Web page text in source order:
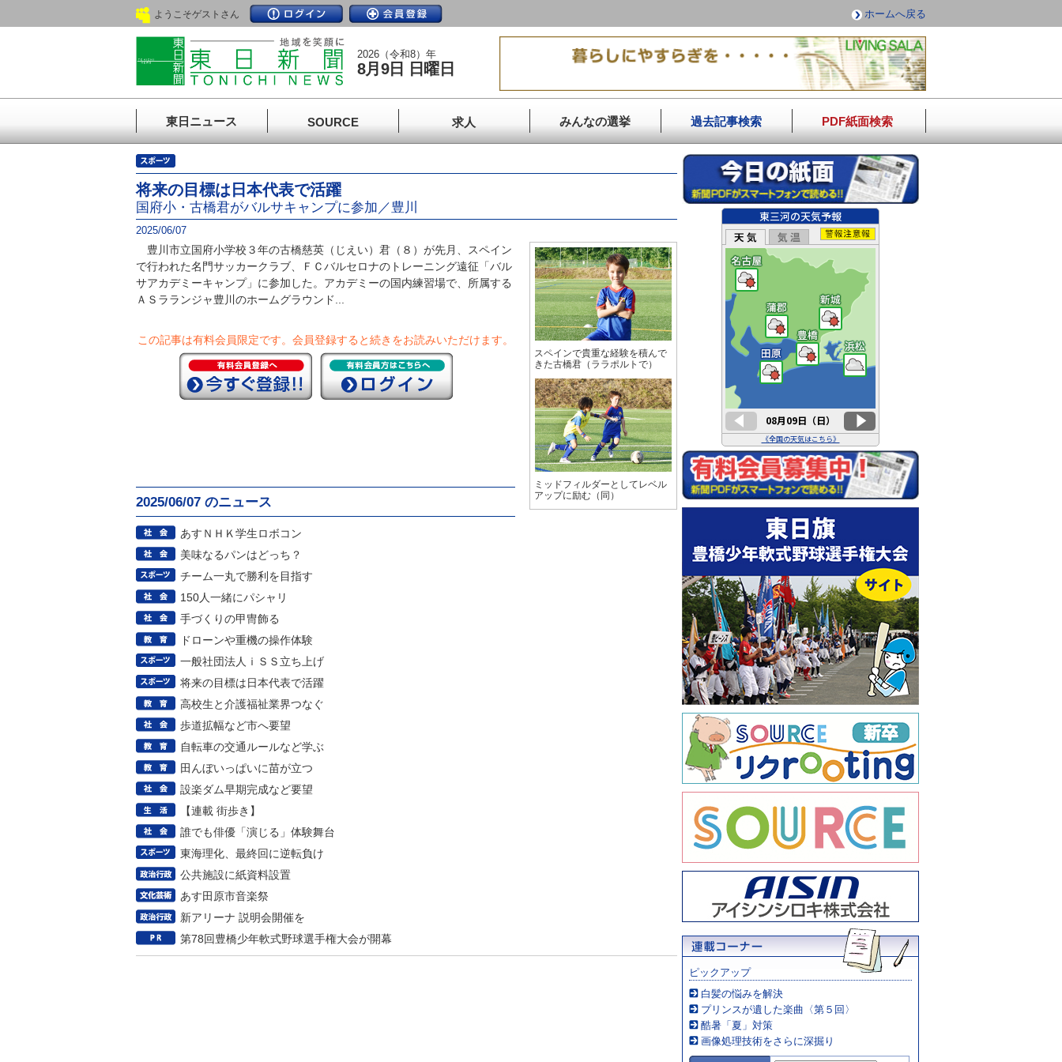
ようこそゲストさん ホームへ戻る
2026（令和8）年
8月9日 日曜日
東日ニュース SOURCE 求人 みんなの選挙 過去記事検索 PDF紙面検索
将来の目標は日本代表で活躍
国府小・古橋君がバルサキャンプに参加／豊川
2025/06/07
豊川市立国府小学校３年の古橋慈英（じえい）君（８）が先月、スペイン
で行われた名門サッカークラブ、ＦＣバルセロナのトレーニング遠征「バル
サアカデミーキャンプ」に参加した。アカデミーの国内練習場で、所属する
ＡＳラランジャ豊川のホームグラウンド...
この記事は有料会員限定です。 会員登録すると続きをお読みいただけます。
2025/06/07 のニュース
あすＮＨＫ学生ロボコン
美味なるパンはどっち？
チーム一丸で勝利を目指す
150人一緒にパシャリ
手づくりの甲冑飾る
ドローンや重機の操作体験
一般社団法人ｉＳＳ立ち上げ
将来の目標は日本代表で活躍
高校生と介護福祉業界つなぐ
歩道拡幅など市へ要望
自転車の交通ルールなど学ぶ
田んぼいっぱいに苗が立つ
設楽ダム早期完成など要望
【連載 街歩き】
誰でも俳優「演じる」体験舞台
東海理化、最終回に逆転負け
公共施設に紙資料設置
あす田原市音楽祭
新アリーナ 説明会開催を
第78回豊橋少年軟式野球選手権大会が開幕
スペインで貴重な経験を積んで
きた古橋君（ララポルトで）
ミッドフィルダーとしてレベル
アップに励む（同）
ピックアップ
白髪の悩みを解決
プリンスが遺した楽曲〈第５回〉
酷暑「夏」対策
画像処理技術をさらに深掘り